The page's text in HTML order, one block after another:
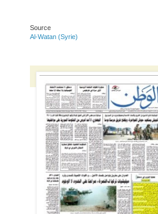
Source
Al-Watan (Syrie)